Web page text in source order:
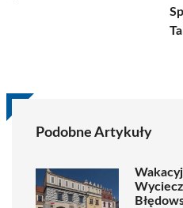
Podobne Artykuły